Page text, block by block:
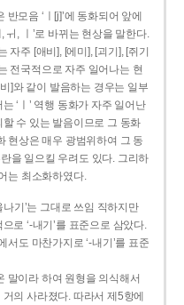
반모음 ‘ㅣ[j]’에 동화되어 앞에
, ㅟ, ㅣ’로 바뀌는 현상을 말한다.
자주 [애비], [에미], [괴기], [쥐기
전국적으로 자주 일어나는 현
]와 같이 발음하는 경우는 일부
‘ㅣ’ 역행 동화가 자주 일어난
수 있는 발음이므로 그 동화
현상은 매우 광범위하여 그 동
을 일으킬 우려도 있다. 그리하
는 최소화하였다.
기’는 그대로 쓰임 직하지만
로 ‘-내기’를 표준으로 삼았다.
서도 마찬가지로 ‘-내기’를 표준
말이라 하여 원형을 의식해서
의 사라졌다. 따라서 제5항에